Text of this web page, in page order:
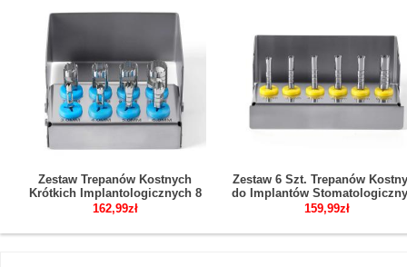
Zestaw Trepanów Kostnych
Krótkich Implantologicznych 8
Szt.
162,99zł
Zestaw 6 Szt. Trepanów
do Implantów
Narzędzia Chirurgiczne
159,99zł